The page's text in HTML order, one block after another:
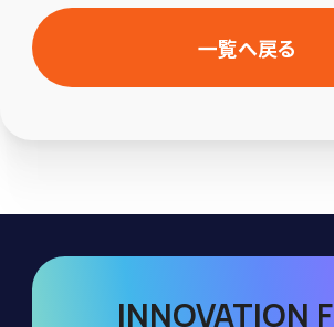
一覧へ戻る
INNOVATION